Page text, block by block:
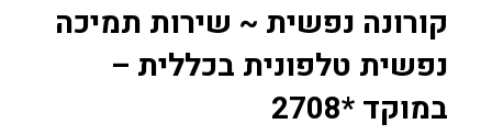
קורונה נפשית ~ שירות תמיכה
נפשית טלפונית בכללית –
במוקד *2708